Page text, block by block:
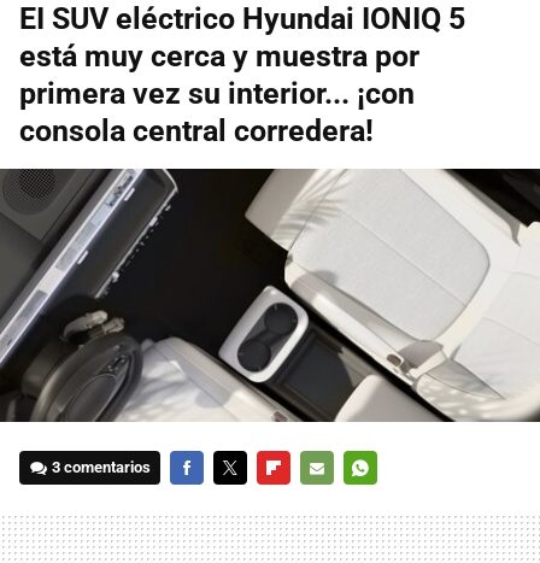
EI SUV eléctrico Hyundai IONIQ 5
está muy cerca y muestra por
primera vez su interior... ¡con
consola central corredera!
3 comentarios
MAIL